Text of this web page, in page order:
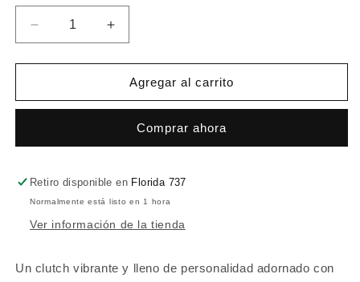
Reducir
cantidad
para
Tutse
Aumentar
cantidad
para
Cartera
Tutse
Agregar al carrito
Comprar ahora
Retiro disponible en Florida 737
Normalmente está listo en 1 hora
Ver información de la tienda
Un clutch vibrante y lleno de personalidad adornado con